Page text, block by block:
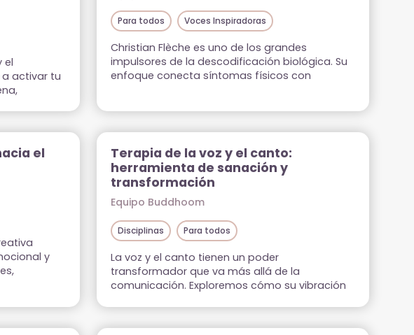
el
activar tu
Para todos Voces Inspiradoras
Christian Flèche es uno de los grandes
impulsores de la descodificación biológica. Su
enfoque conecta síntomas físicos con
el
y
Terapia de la voz y el canto:
herramienta de sanación y
transformación
Equipo Buddhoom
Disciplinas Para todos
La voz y el canto tienen un poder
transformador que va más allá de la
comunicación. Exploremos cómo su vibración
mirada holística.